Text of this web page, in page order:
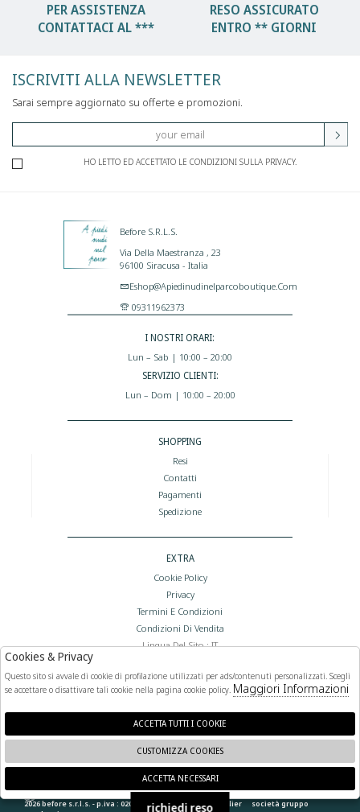
PER ASSISTENZA
CONTATTACI AL ***
RESO ASSICURATO
ENTRO ** GIORNI
ISCRIVITI ALLA NEWSLETTER
Sarai sempre aggiornato su offerte e promozioni.
HO LETTO ED ACCETTATO LE CONDIZIONI SULLA PRIVACY.
Before S.r.l.s.
Via Della Maestranza , 23
96100 Siracusa - Italia
Eshop@apiedinudinelparcoboutique.com
09311962373
I NOSTRI ORARI:
Lun – Sab | 10:00 – 20:00
SERVIZIO CLIENTI:
Lun – Dom | 10:00 – 20:00
SHOPPING
Resi
Contatti
Pagamenti
Spedizione
EXTRA
Cookie Policy
Privacy
Termini E Condizioni
Condizioni Di Vendita
Lingua Del Sito : IT
FOLLOW US
2026 before s.r.l.s. - p.iva : 02066400892 powered by atelier società gruppo
🍪
richiedi reso
Cookies & Privacy
Questo sito si avvale di cookie di profilazione utilizzati per ads/contenuti personalizzati. Scegli
se accettare o disattivare tali cookie nella pagina cookie policy. Maggiori Informazioni
ACCETTA TUTTI I COOKIE
CUSTOMIZZA COOKIES
ACCETTA NECESSARI